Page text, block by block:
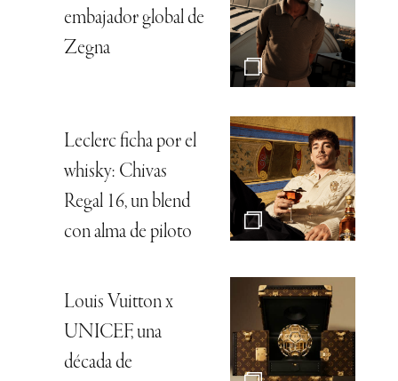
embajador global de
Zegna
Leclerc ficha por el
whisky: Chivas
Regal 16, un blend
con alma de piloto
Louis Vuitton x
UNICEF, una
década de